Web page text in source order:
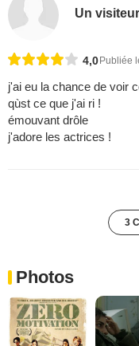
Un visiteur
4,0Publiée
j'ai eu la chance de voir
qùst ce que j'ai ri !
émouvant drôle
j'adore les actrices !
3
Photos